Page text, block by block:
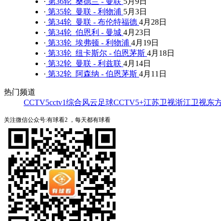
· 第35轮 曼联 - 利物浦 5月3日
· 第34轮 曼联 - 布伦特福德 4月28日
· 第34轮 伯恩利 - 曼城 4月23日
· 第33轮 埃弗顿 - 利物浦 4月19日
· 第33轮 纽卡斯尔 - 伯恩茅斯 4月18日
· 第32轮 曼联 - 利兹联 4月14日
· 第32轮 阿森纳 - 伯恩茅斯 4月11日
热门频道
CCTV5cctv1综合风云足球CCTV5+江苏卫视浙江卫视东
关注微信公众号:有球看2 ，每天都有球看